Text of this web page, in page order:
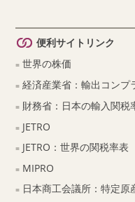
便利サイトリンク
世界の株価
経済産業省：輸出コンプ
財務省：日本の輸入関税
JETRO
JETRO：世界の関税率表
MIPRO
日本商工会議所：特定原